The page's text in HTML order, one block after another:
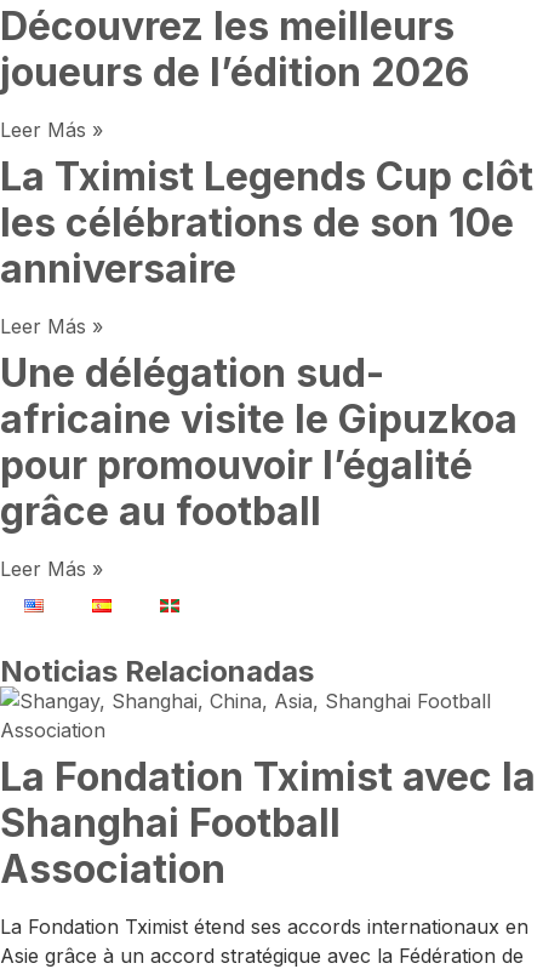
Découvrez les meilleurs
joueurs de l’édition 2026
Leer Más »
La Tximist Legends Cup clôt
les célébrations de son 10e
anniversaire
Leer Más »
Une délégation sud-
africaine visite le Gipuzkoa
pour promouvoir l’égalité
grâce au football
Leer Más »
Noticias Relacionadas
La Fondation Tximist avec la
Shanghai Football
Association
La Fondation Tximist étend ses accords internationaux en
Asie grâce à un accord stratégique avec la Fédération de